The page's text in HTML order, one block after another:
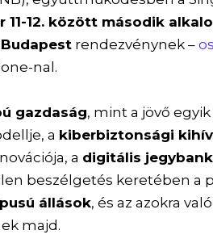
11-12. között második
rendezvénynek –
nal.
gazdaság, mint a jövő
a kiberbiztonsági
a digitális
beszélgetés keretében a
állások, és az azokra
majd.